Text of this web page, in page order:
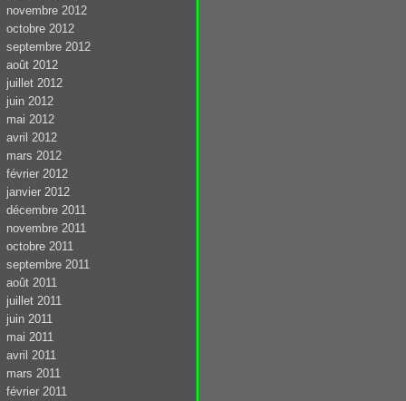
novembre 2012
octobre 2012
septembre 2012
août 2012
juillet 2012
juin 2012
mai 2012
avril 2012
mars 2012
février 2012
janvier 2012
décembre 2011
novembre 2011
octobre 2011
septembre 2011
août 2011
juillet 2011
juin 2011
mai 2011
avril 2011
mars 2011
février 2011